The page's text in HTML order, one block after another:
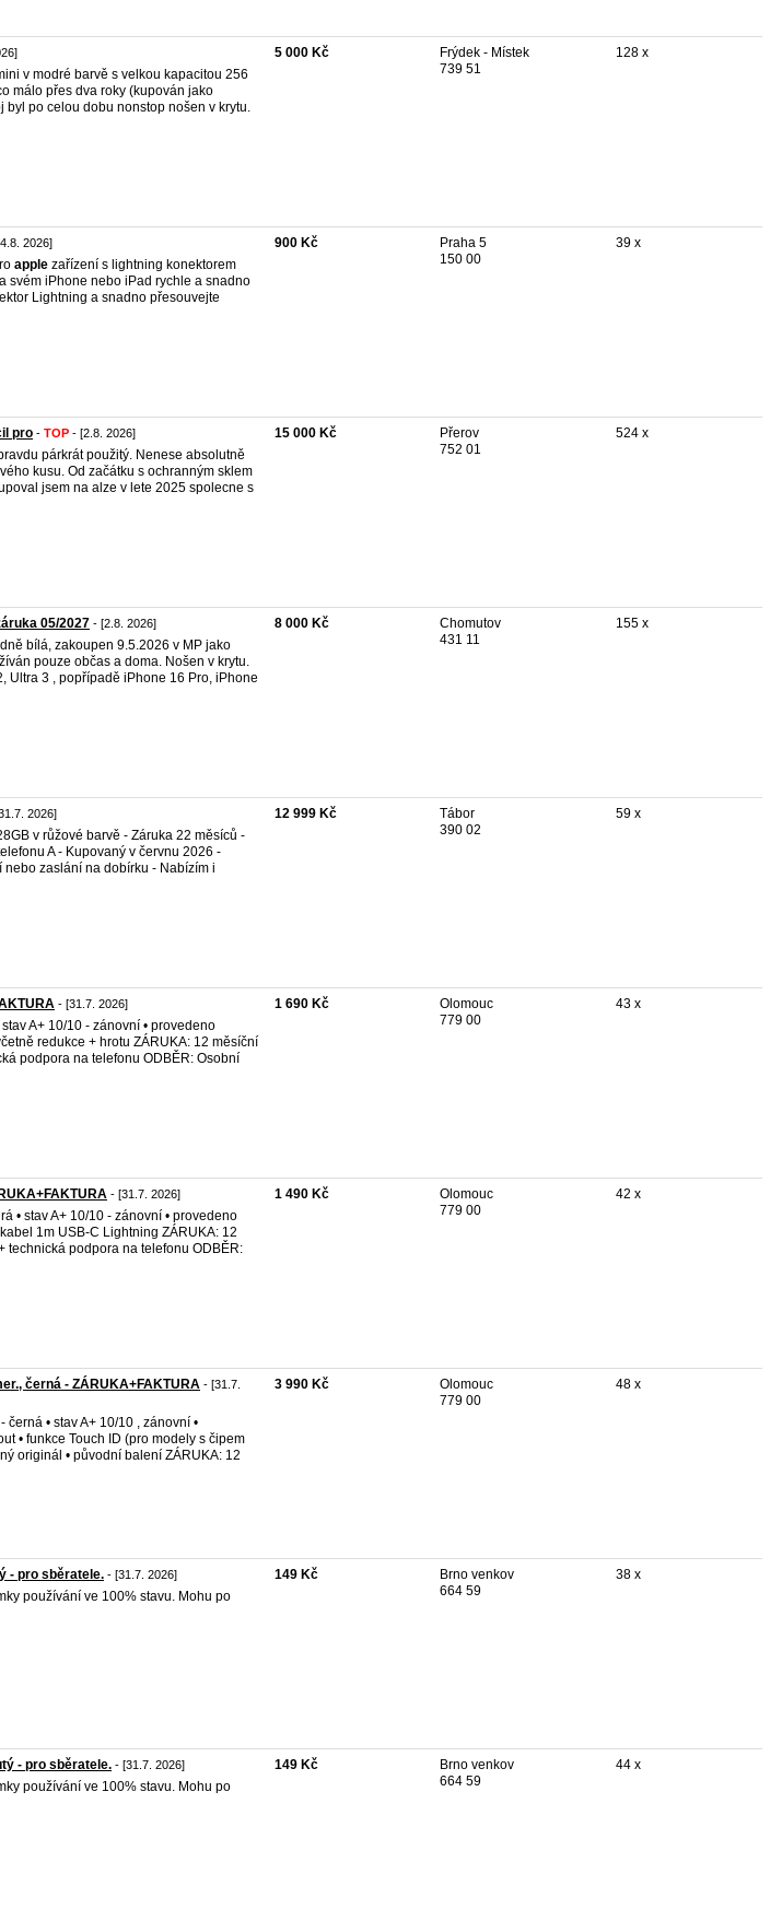
v modré barvě s velkou kapacitou 256
málo přes dva roky (kupován jako
byl po celou dobu nonstop nošen v krytu.
5 000 Kč
Frýdek - Místek
739 51
128 x
2026]
apple zařízení s lightning konektorem
svém iPhone nebo iPad rychle a snadno
Lightning a snadno přesouvejte
900 Kč
Praha 5
150 00
39 x
pro - TOP - [2.8. 2026]
párkrát použitý. Nenese absolutně
kusu. Od začátku s ochranným sklem
jsem na alze v lete 2025 spolecne s
15 000 Kč
Přerov
752 01
524 x
05/2027 - [2.8. 2026]
bílá, zakoupen 9.5.2026 v MP jako
pouze občas a doma. Nošen v krytu.
Ultra 3 , popřípadě iPhone 16 Pro, iPhone
8 000 Kč
Chomutov
431 11
155 x
2026]
v růžové barvě - Záruka 22 měsíců -
A - Kupovaný v červnu 2026 -
zaslání na dobírku - Nabízím i
12 999 Kč
Tábor
390 02
59 x
- [31.7. 2026]
stav A+ 10/10 - zánovní • provedeno
redukce + hrotu ZÁRUKA: 12 měsíční
podpora na telefonu ODBĚR: Osobní
1 690 Kč
Olomouc
779 00
43 x
- [31.7. 2026]
• stav A+ 10/10 - zánovní • provedeno
1m USB-C Lightning ZÁRUKA: 12
technická podpora na telefonu ODBĚR:
1 490 Kč
Olomouc
779 00
42 x
černá - ZÁRUKA+FAKTURA - [31.7.
• stav A+ 10/10 , zánovní •
• funkce Touch ID (pro modely s čipem
originál • původní balení ZÁRUKA: 12
3 990 Kč
Olomouc
779 00
48 x
- pro sběratele. - [31.7. 2026]
používání ve 100% stavu. Mohu po
149 Kč
Brno venkov
664 59
38 x
- pro sběratele. - [31.7. 2026]
používání ve 100% stavu. Mohu po
149 Kč
Brno venkov
664 59
44 x